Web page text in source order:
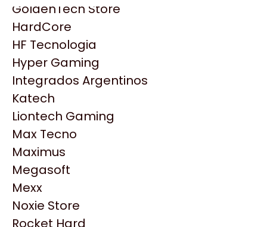
HP
HyperX
INNO3D
Intel
Kingston
Lenovo
Logitech
MSI
NVIDIA GeForce
NZXT
PNY
Palit
GoldenTech Store
HardCore
HF Tecnologia
Hyper Gaming
Integrados Argentinos
Katech
Liontech Gaming
Max Tecno
Maximus
Megasoft
Mexx
Noxie Store
Rocket Hard
Productos